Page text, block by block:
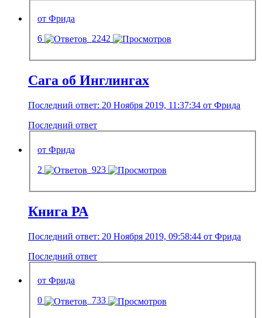
от Фрида
6
2242
Сага об Инглингах
Последний ответ: 20 Ноября 2019, 11:37:34 от Фрида
Последний ответ
от Фрида
2
923
Книга РА
Последний ответ: 20 Ноября 2019, 09:58:44 от Фрида
Последний ответ
от Фрида
0
733